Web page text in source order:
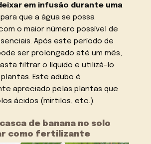
em infusão durante uma
para que a água se possa
o maior número possível de
Após este período de
ser prolongado até um mês,
filtrar o líquido e utilizá-lo
Este adubo é
apreciado pelas plantas que
ácidos (mirtilos, etc.).
de banana no solo
como fertilizante